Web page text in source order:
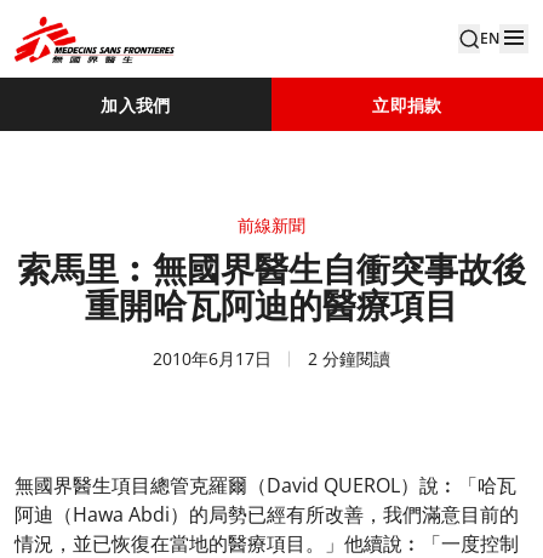
EN
加入我們 立即捐款
前線新聞
索馬里︰無國界醫生自衝突事故後
重開哈瓦阿迪的醫療項目
2010年6月17日 2 分鐘閱讀
無國界醫生項目總管克羅爾（David QUEROL）說︰「哈瓦
阿迪（Hawa Abdi）的局勢已經有所改善，我們滿意目前的
情況，並已恢復在當地的醫療項目。」他續說︰「一度控制